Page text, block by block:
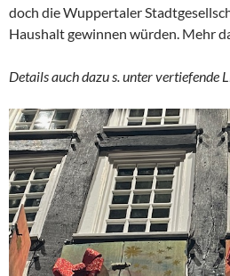
doch die Wuppertaler
Haushalt gewinnen würden. Mehr
Details auch dazu s. unter vertiefende